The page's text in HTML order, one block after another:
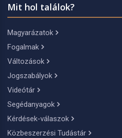
Mit hol találok?
Magyarázatok
Fogalmak
Változások
Jogszabályok
Videótár
Segédanyagok
Kérdések-válaszok
Közbeszerzési Tudástár